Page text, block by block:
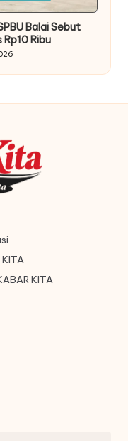
Balai Sebut
Ribu
KITA
KITA